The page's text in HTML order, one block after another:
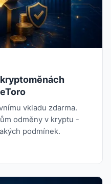
vkladu zdarma.
odměny v kryptu -
podmínek.